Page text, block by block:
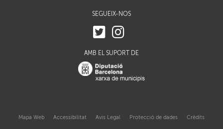
SEGUEIX-NOS
AMB EL SUPORT DE
Mapa Web Accessibilitat Avis Legal Protecció de dades Crèdits